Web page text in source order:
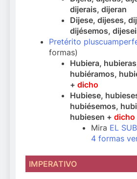
dijerais, dijeran
Dijese, dijeses,
dijésemos,
Pretérito
formas)
Hubiera,
hubiéramos,
+dicho
Hubiese,
hubiésemos,
hubiesen +dicho
Mira EL
4 formas
IMPERATIVO